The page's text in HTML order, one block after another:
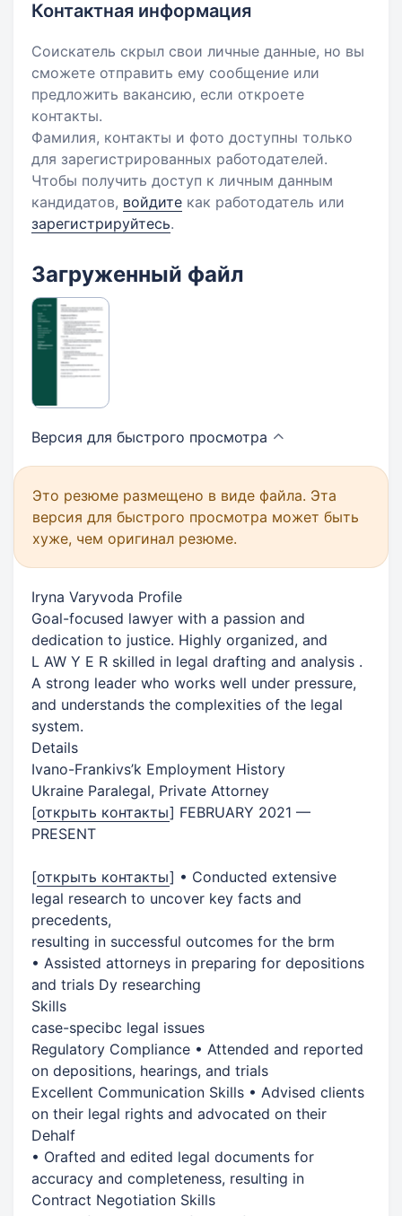
Контактная информация
Соискатель скрыл свои личные данные, но вы
сможете отправить ему сообщение или
предложить вакансию, если откроете
контакты.
Фамилия, контакты и фото доступны только
для зарегистрированных работодателей.
Чтобы получить доступ к личным данным
кандидатов, войдите как работодатель или
зарегистрируйтесь.
Загруженный файл
Версия для быстрого просмотра
Это резюме размещено в виде файла. Эта
версия для быстрого просмотра может быть
хуже, чем оригинал резюме.
Iryna Varyvoda Profile
Goal-focused lawyer with a passion and
dedication to justice. Highly organized, and
L AW Y E R skilled in legal drafting and analysis .
A strong leader who works well under pressure,
and understands the complexities of the legal
system.
Details
Ivano-Frankivs’k Employment History
Ukraine Paralegal, Private Attorney
[открыть контакты] FEBRUARY 2021 —
PRESENT
[открыть контакты] • Conducted extensive
legal research to uncover key facts and
precedents,
resulting in successful outcomes for the brm
• Assisted attorneys in preparing for depositions
and trials Dy researching
Skills
case-specibc legal issues
Regulatory Compliance • Attended and reported
on depositions, hearings, and trials
Excellent Communication Skills • Advised clients
on their legal rights and advocated on their
Dehalf
• Orafted and edited legal documents for
accuracy and completeness, resulting in
Contract Negotiation Skills